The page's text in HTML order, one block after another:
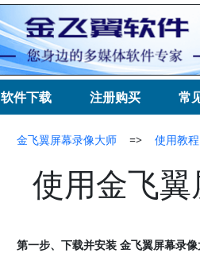
软件下载 注册购买 常
金飞翼屏幕录像大师 => 使用教程
使用金飞
第一步、下载并安装 金飞翼屏幕录